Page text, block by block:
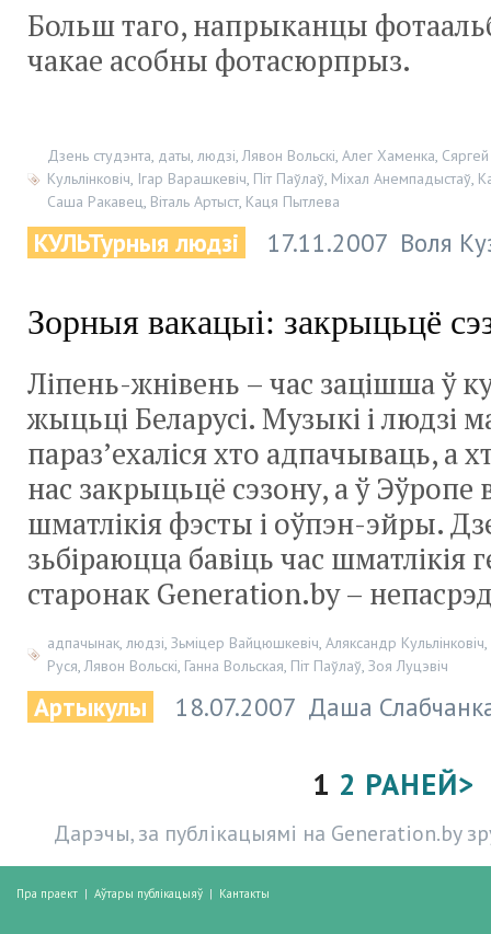
Больш таго, напрыканцы
чакае асобны фотасюрпрыз.
Дзень студэнта даты людзі Лявон Вольскі Алег Хаменка
Кульлінковіч Ігар Варашкевіч Піт Паўлаў Міхал Анемпадыстаў
Саша Ракавец Віталь Артыст Каця Пытлева
КУЛЬТурныя людзі 17.11.2007 Воля
Зорныя вакацыі: закрыцьцё
Ліпень-жнівень – час зацішша ў
жыцьці Беларусі. Музыкі і людзі
параз’ехаліся хто адпачываць, а
нас закрыцьцё сэзону, а ў Эўропе
шматлікія фэсты і оўпэн-эйры.
зьбіраюцца бавіць час шматлікія
старонак Generation.by –
адпачынак, людзі, Зьміцер Вайцюшкевіч, Аляксандр Кульлінковіч,
Руся,Лявон Вольскі, Ганна Вольская, Піт Паўлаў, Зоя Луцэвіч
Артыкулы 18.07.2007 Даша
1 2 РАНЕЙ>
Дарэчы, за публікацыямі на Generation.by
Пра праект | Аўтары публікацыяў | Кантакты